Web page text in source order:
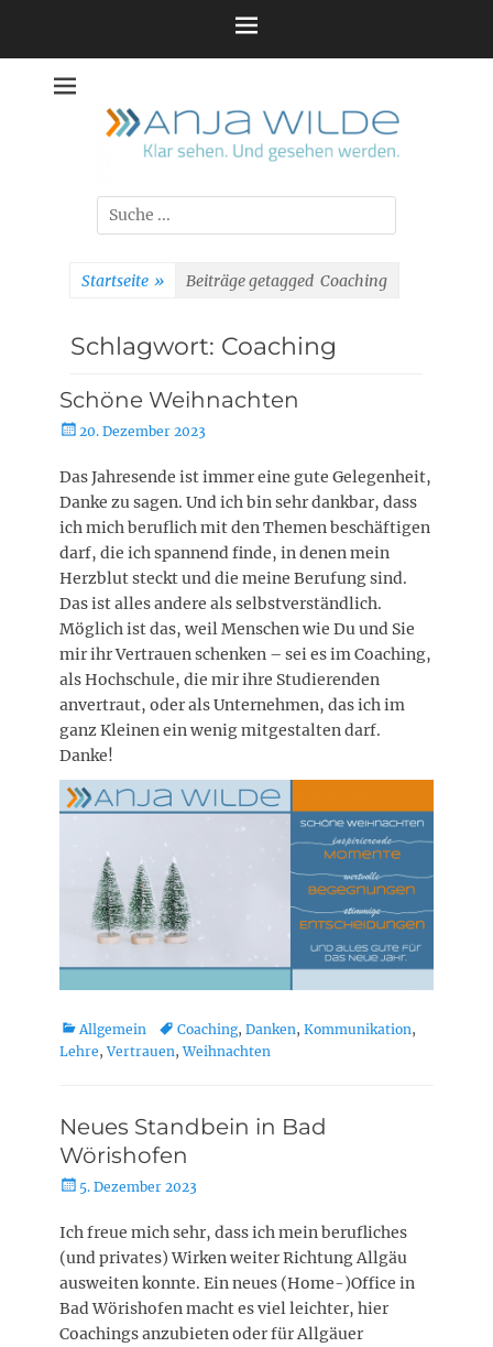
springen
Suche
nach:
Startseite » Beiträge getagged Coaching
Schlagwort: Coaching
Schöne Weihnachten
Posted20. Dezember 2023
Das Jahresende ist immer eine gute Gelegenheit,
Danke zu sagen. Und ich bin sehr dankbar, dass
ich mich beruflich mit den Themen beschäftigen
darf, die ich spannend finde, in denen mein
Herzblut steckt und die meine Berufung sind.
Das ist alles andere als selbstverständlich.
Möglich ist das, weil Menschen wie Du und Sie
mir ihr Vertrauen schenken – sei es im Coaching,
als Hochschule, die mir ihre Studierenden
anvertraut, oder als Unternehmen, das ich im
ganz Kleinen ein wenig mitgestalten darf.
Danke!
Kategorien
Allgemein Schlagworte
Coaching, Danken, Kommunikation,
Lehre,Vertrauen,Weihnachten
Neues Standbein in Bad
Wörishofen
Posted5. Dezember 2023
Ich freue mich sehr, dass ich mein berufliches
(und privates) Wirken weiter Richtung Allgäu
ausweiten konnte. Ein neues (Home-)Office in
Bad Wörishofen macht es viel leichter, hier
Coachings anzubieten oder für Allgäuer